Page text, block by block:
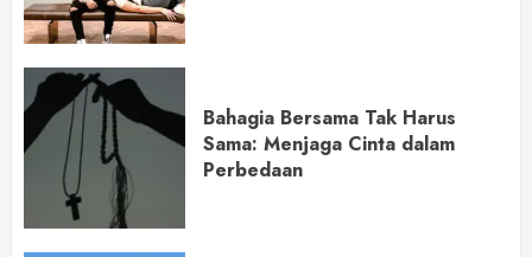
Bahagia Bersama Tak Harus
Sama: Menjaga Cinta dalam
Perbedaan